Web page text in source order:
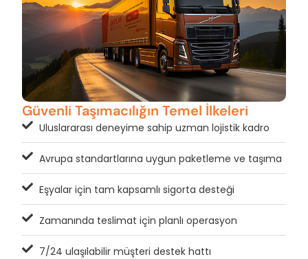
Güvenli Taşımacılığın Temel İlkeleri
Uluslararası deneyime sahip uzman lojistik kadro
Avrupa standartlarına uygun paketleme ve taşıma
Eşyalar için tam kapsamlı sigorta desteği
Zamanında teslimat için planlı operasyon
7/24 ulaşılabilir müşteri destek hattı